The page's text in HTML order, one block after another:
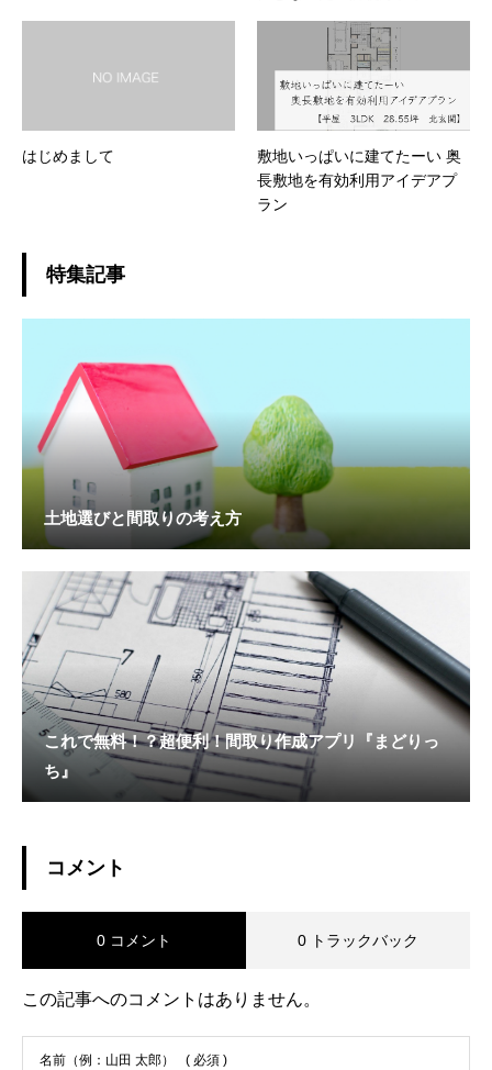
はじめまして
敷地いっぱいに建てたーい 奥
長敷地を有効利用アイデアプ
ラン
特集記事
土地選びと間取りの考え方
これで無料！？超便利！間取り作成アプリ『まどりっ
ち』
コメント
0 コメント 0 トラックバック
この記事へのコメントはありません。
名前（例：山田 太郎） ( 必須 )